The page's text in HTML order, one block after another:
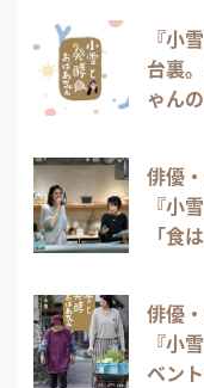
『小
台裏
ゃん
俳優
『小
「食
俳優
『小
ベン